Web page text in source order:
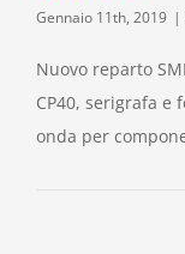
Gennaio 11th, 2019 |
Nuovo reparto
CP40, serigrafa e
onda per